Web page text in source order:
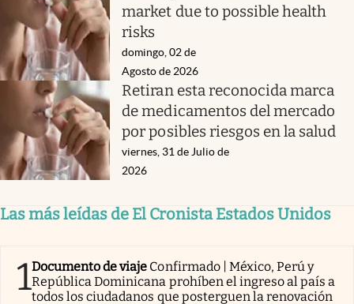
market due to possible health
risks
domingo, 02 de
Agosto de 2026
Retiran esta reconocida marca
de medicamentos del mercado
por posibles riesgos en la salud
viernes, 31 de Julio de
2026
Las más leídas de El Cronista Estados Unidos
1Documento de viaje Confirmado | México, Perú y
República Dominicana prohíben el ingreso al país a
todos los ciudadanos que posterguen la renovación